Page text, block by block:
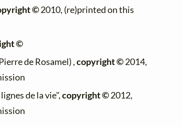
©2010, (re)printed on this
©
de Rosamel) ,copyright ©2014,
de la vie",copyright ©2012,